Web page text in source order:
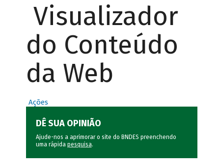
Visualizador
do Conteúdo
da Web
Ações
DÊ SUA OPINIÃO
Ajude-nos a aprimorar o site do BNDES preenchendo
uma rápida pesquisa.